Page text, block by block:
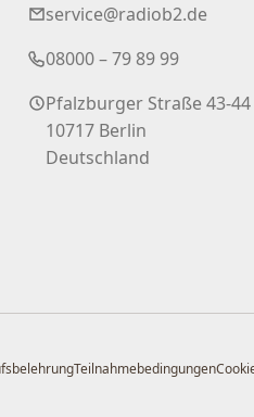
service@radiob2.de
08000 – 79 89 99
Pfalzburger Straße 43-44
10717 Berlin
Deutschland
Teilnahmebedingungen